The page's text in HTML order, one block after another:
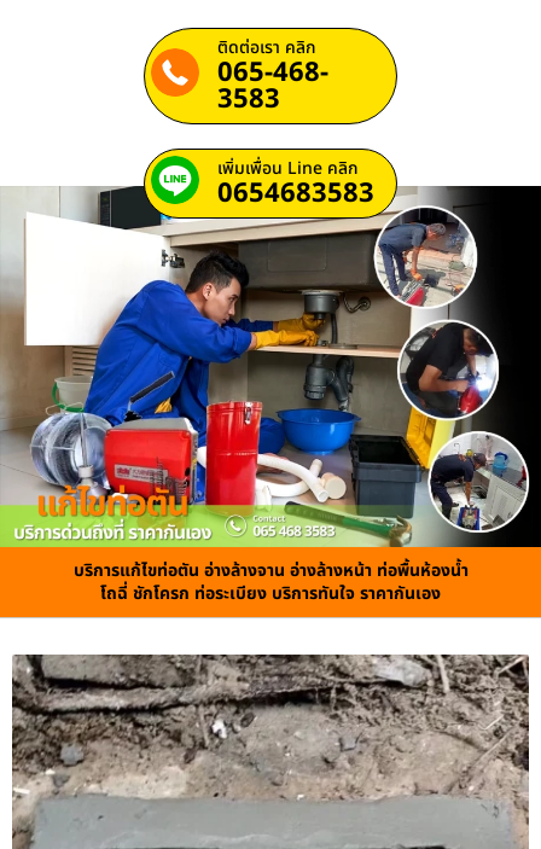
ติดต่อเรา คลิก
065-468-
3583
เพิ่มเพื่อน Line คลิก
0654683583
บริการแก้ไขท่อตัน อ่างล้างจาน อ่างล้างหน้า ท่อพื้นห้องน้ำ
โถฉี่ ชักโครก ท่อระเบียง บริการทันใจ ราคากันเอง